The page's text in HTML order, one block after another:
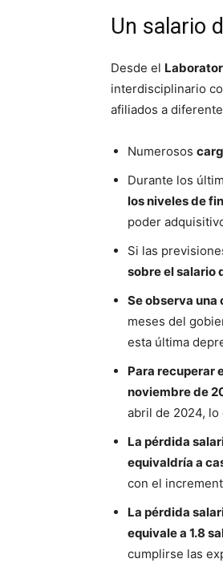
Un salario
Desde el
interdisciplinario
afiliados a
Numerosos
Durante los
los niveles de
poder
Si las
sobre el salario
Se observa
meses del
esta última
Para recuperar
noviembre de
abril de 2024,
La pérdida
equivaldría a
con el
La pérdida
equivale a 1.8
cumplirse las